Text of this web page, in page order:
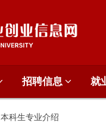
招聘信息 就
本科生专业介绍